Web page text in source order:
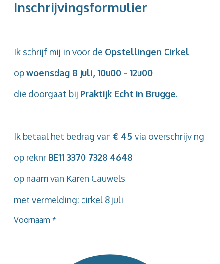
Inschrijvingsformulier
Ik schrijf mij in voor de Opstellingen Cirkel
opwoensdag 8 juli, 10u00 - 12u00
die doorgaat bij Praktijk Echt in Brugge.
Ik betaal het bedrag van € 45 via overschrijving
op reknr BE11 3370 7328 4648
op naam van Karen Cauwels
met vermelding: cirkel 8 juli
Voornaam *